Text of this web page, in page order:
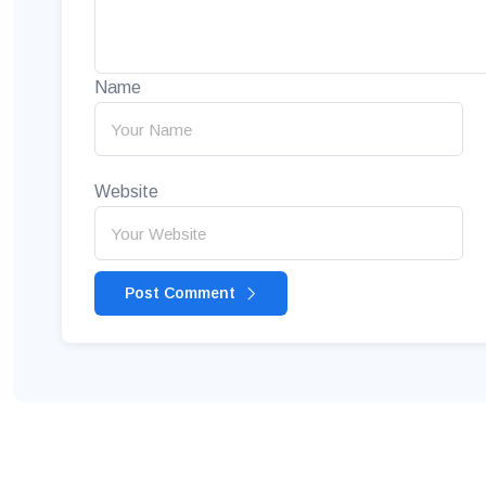
Name
Website
Post Comment